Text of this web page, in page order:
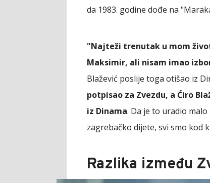
da 1983. godine dođe na
"Najteži trenutak u mom
Maksimir, ali nisam imao
Blažević poslije toga otišao iz
potpisao za Zvezdu, a Ćiro
iz Dinama. Da je to uradio
zagrebačko dijete, svi smo kod
Razlika između